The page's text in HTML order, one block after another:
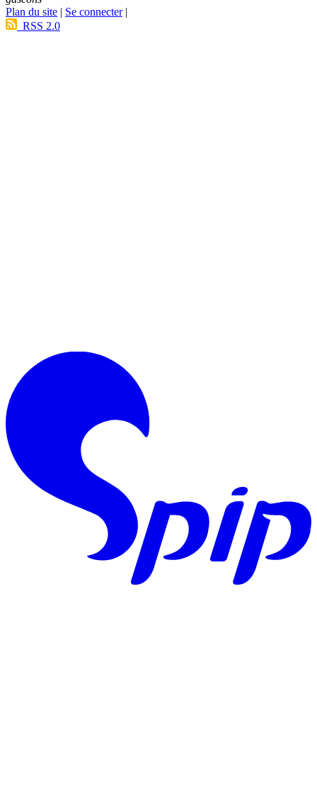
Plan du site | Se connecter|
RSS 2.0